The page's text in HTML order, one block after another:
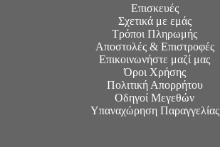
Επισκευές
Σχετικά με εμάς
Τρόποι Πληρωμής
Αποστολές & Επιστροφές
Επικοινωνήστε μαζί μας
Όροι Χρήσης
Πολιτική Απορρήτου
Οδηγοί Μεγεθών
Υπαναχώρηση Παραγγελίας